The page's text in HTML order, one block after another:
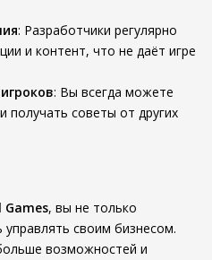
: Разработчики регулярно
и контент, что не даёт игре
: Вы всегда можете
советы от других
, вы не только
управлять своим бизнесом.
возможностей и